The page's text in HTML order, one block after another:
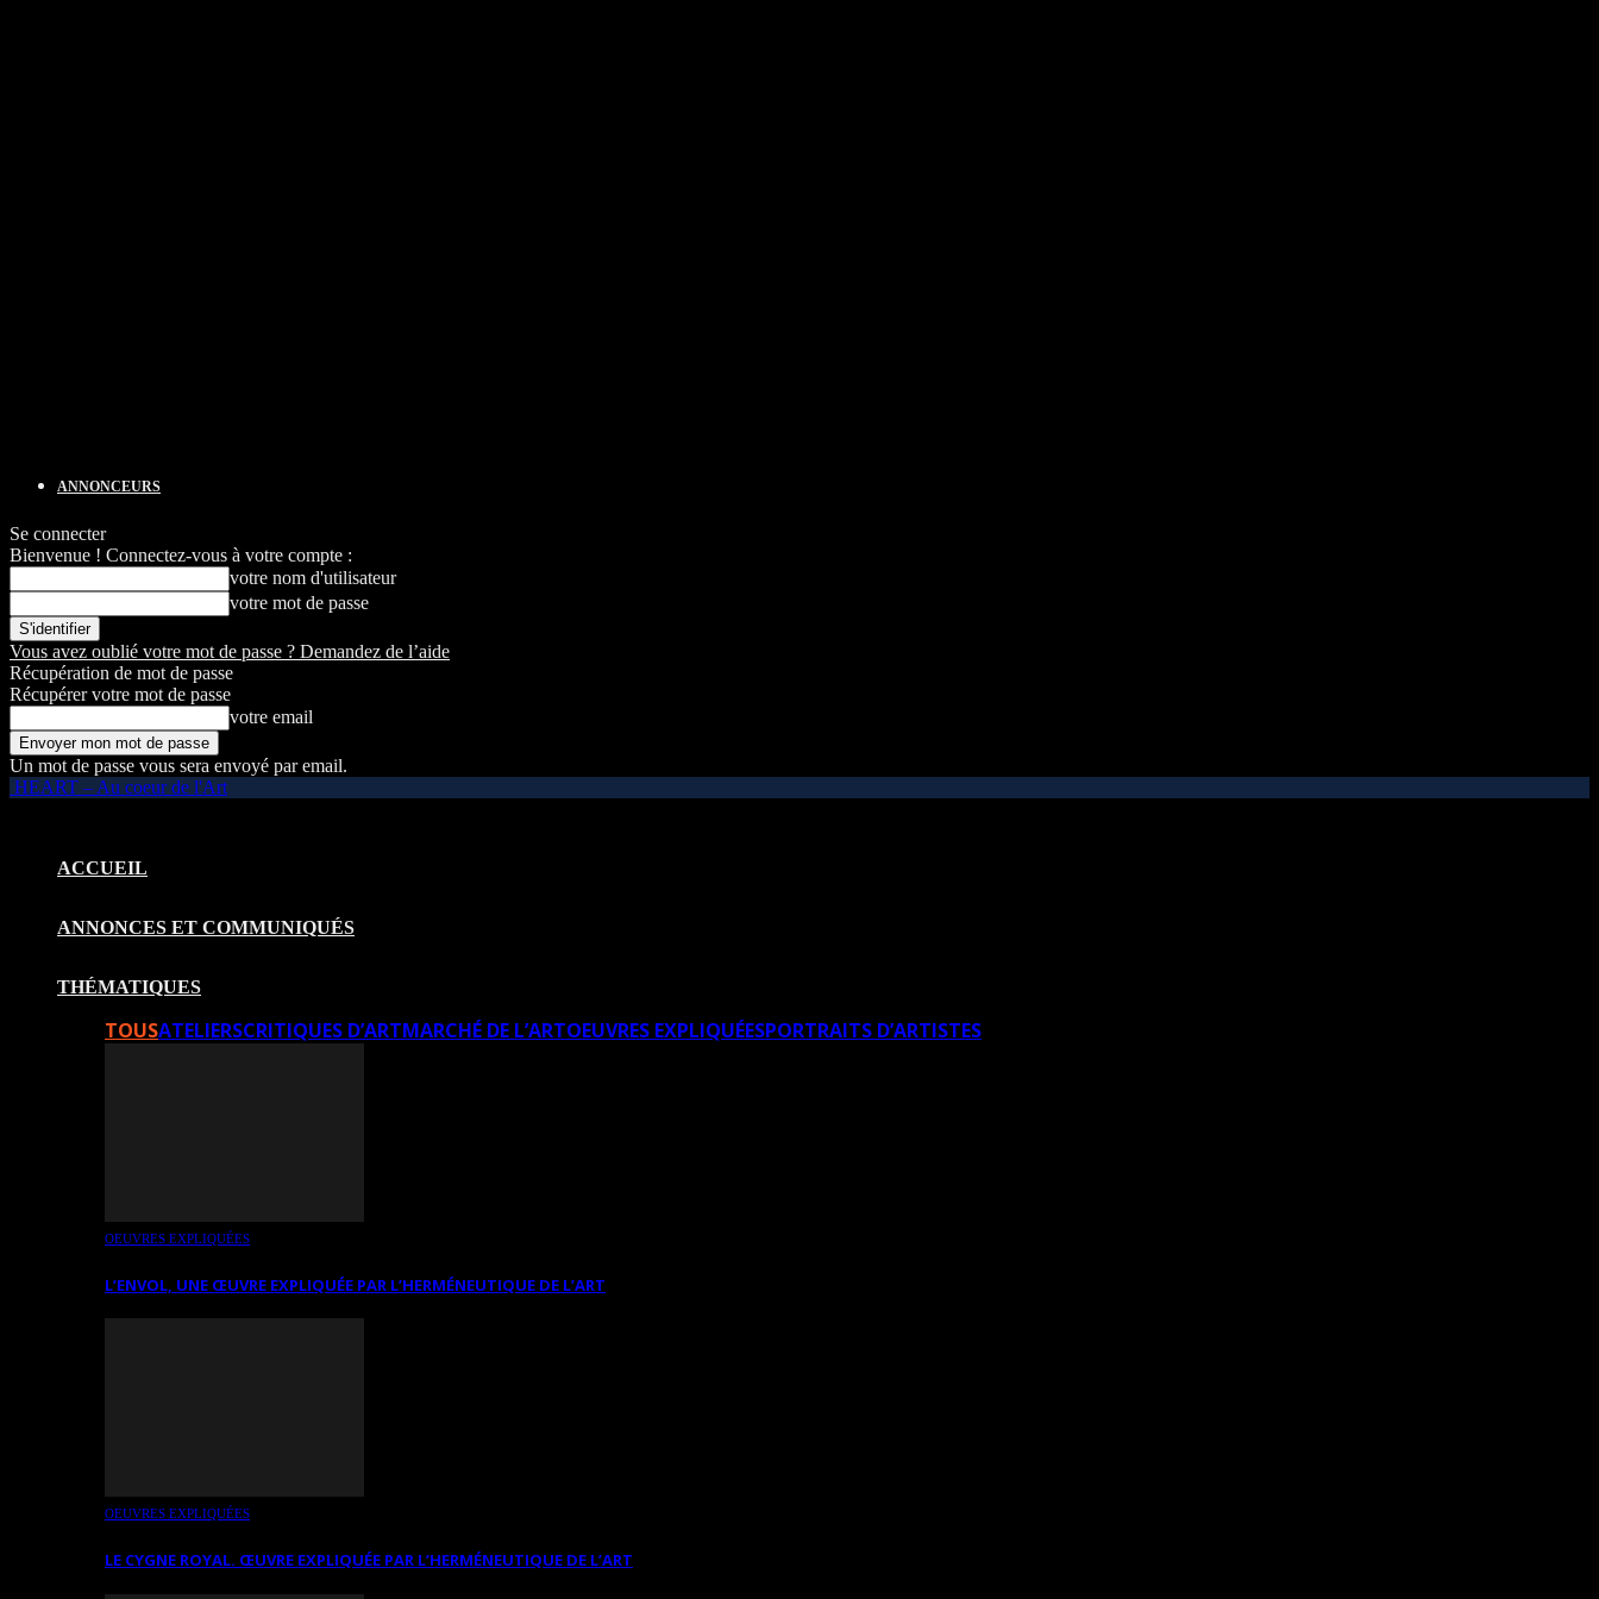
ANNONCEURS
Se connecter
Bienvenue ! Connectez-vous à votre compte :
votre nom d'utilisateur
votre mot de passe
Vous avez oublié votre mot de passe ? Demandez de l’aide
Récupération de mot de passe
Récupérer votre mot de passe
votre email
Un mot de passe vous sera envoyé par email.
HEART – Au coeur de l'Art
ACCUEIL
ANNONCES ET COMMUNIQUÉS
THÉMATIQUES
TOUSATELIERSCRITIQUES D’ARTMARCHÉ DE L’ARTOEUVRES EXPLIQUÉESPORTRAITS D’ARTISTES
OEUVRES EXPLIQUÉES
L’ENVOL, UNE ŒUVRE EXPLIQUÉE PAR L’HERMÉNEUTIQUE DE L’ART
OEUVRES EXPLIQUÉES
LE CYGNE ROYAL. ŒUVRE EXPLIQUÉE PAR L’HERMÉNEUTIQUE DE L’ART